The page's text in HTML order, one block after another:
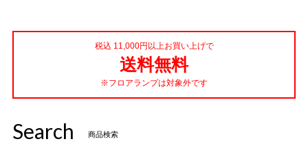
税込 11,000円以上お買い上げで
送料無料
※フロアランプは対象外です
Search 商品検索